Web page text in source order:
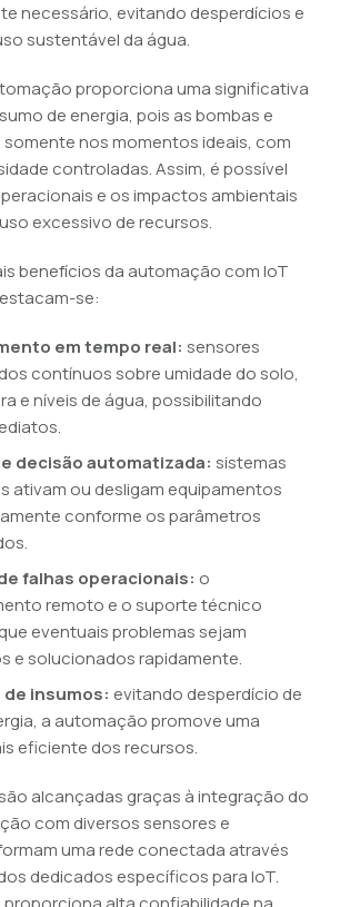
necessário, evitando desperdícios e
sustentável da água.
proporciona uma significativa
de energia, pois as bombas e
somente nos momentos ideais, com
controladas. Assim, é possível
e os impactos ambientais
excessivo de recursos.
benefícios da automação com IoT
se:
em tempo real: sensores
contínuos sobre umidade do solo,
e níveis de água, possibilitando
decisão automatizada: sistemas
ativam ou desligam equipamentos
conforme os parâmetros
falhas operacionais: o
remoto e o suporte técnico
eventuais problemas sejam
e solucionados rapidamente.
de insumos: evitando desperdício de
a automação promove uma
eficiente dos recursos.
alcançadas graças à integração do
com diversos sensores e
uma rede conectada através
dedicados específicos para IoT.